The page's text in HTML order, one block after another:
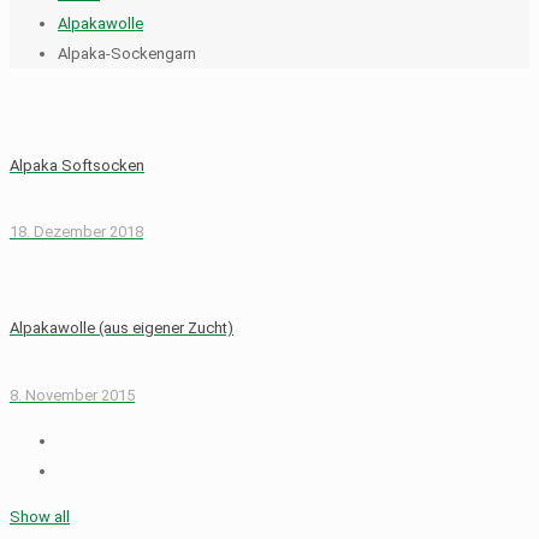
Alpakawolle
Alpaka-Sockengarn
Alpaka Softsocken
18. Dezember 2018
Alpakawolle (aus eigener Zucht)
8. November 2015
Show all